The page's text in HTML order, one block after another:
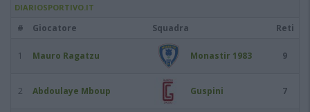
DIARIOSPORTIVO.IT
# Giocatore Squadra Reti
1 Mauro Ragatzu Monastir 1983 9
2 Abdoulaye Mboup Guspini 7